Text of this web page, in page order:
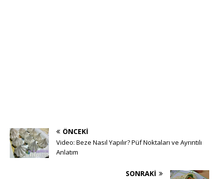
ÖNCEKI
Video: Beze Nasıl Yapılır? Püf Noktaları ve Ayrıntılı
Anlatım
SONRAKI